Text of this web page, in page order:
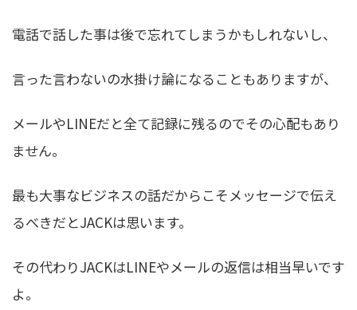
電話で話した事は後で忘れてしまうかもしれないし、
言った言わないの水掛け論になることもありますが、
メールやLINEだと全て記録に残るのでその心配もあり
ません。
最も大事なビジネスの話だからこそメッセージで伝え
るべきだとJACKは思います。
その代わりJACKはLINEやメールの返信は相当早いです
よ。